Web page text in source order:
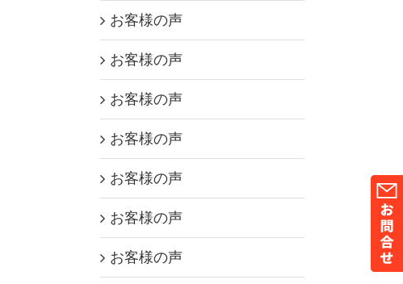
お客様の声
お客様の声
お客様の声
お客様の声
お客様の声
お客様の声
お客様の声